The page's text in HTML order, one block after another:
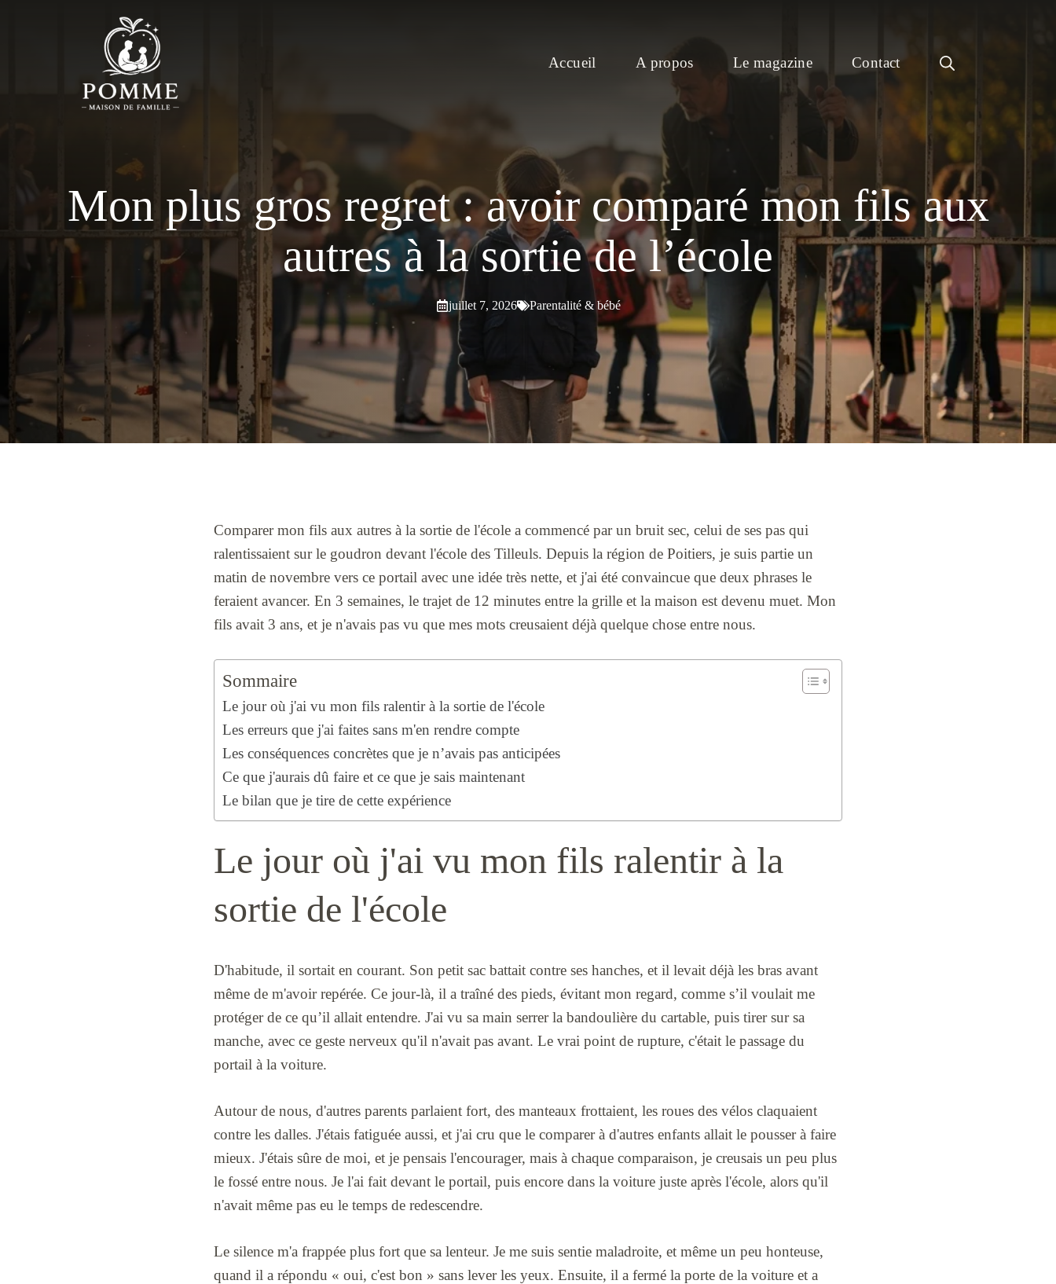
Accueil A propos Le magazine Contact
Mon plus gros regret : avoir comparé mon fils aux
autres à la sortie de l’école
juillet 7, 2026 Parentalité & bébé
Comparer mon fils aux autres à la sortie de l'école a commencé par un bruit sec, celui de ses pas qui
ralentissaient sur le goudron devant l'école des Tilleuls. Depuis la région de Poitiers, je suis partie un
matin de novembre vers ce portail avec une idée très nette, et j'ai été convaincue que deux phrases le
feraient avancer. En 3 semaines, le trajet de 12 minutes entre la grille et la maison est devenu muet. Mon
fils avait 3 ans, et je n'avais pas vu que mes mots creusaient déjà quelque chose entre nous.
Sommaire
Le jour où j'ai vu mon fils ralentir à la sortie de l'école
Les erreurs que j'ai faites sans m'en rendre compte
Les conséquences concrètes que je n’avais pas anticipées
Ce que j'aurais dû faire et ce que je sais maintenant
Le bilan que je tire de cette expérience
Le jour où j'ai vu mon fils ralentir à la
sortie de l'école
D'habitude, il sortait en courant. Son petit sac battait contre ses hanches, et il levait déjà les bras avant
même de m'avoir repérée. Ce jour-là, il a traîné des pieds, évitant mon regard, comme s’il voulait me
protéger de ce qu’il allait entendre. J'ai vu sa main serrer la bandoulière du cartable, puis tirer sur sa
manche, avec ce geste nerveux qu'il n'avait pas avant. Le vrai point de rupture, c'était le passage du
portail à la voiture.
Autour de nous, d'autres parents parlaient fort, des manteaux frottaient, les roues des vélos claquaient
contre les dalles. J'étais fatiguée aussi, et j'ai cru que le comparer à d'autres enfants allait le pousser à faire
mieux. J'étais sûre de moi, et je pensais l'encourager, mais à chaque comparaison, je creusais un peu plus
le fossé entre nous. Je l'ai fait devant le portail, puis encore dans la voiture juste après l'école, alors qu'il
n'avait même pas eu le temps de redescendre.
Le silence m'a frappée plus fort que sa lenteur. Je me suis sentie maladroite, et même un peu honteuse,
quand il a répondu « oui, c'est bon » sans lever les yeux. Ensuite, il a fermé la porte de la voiture et a